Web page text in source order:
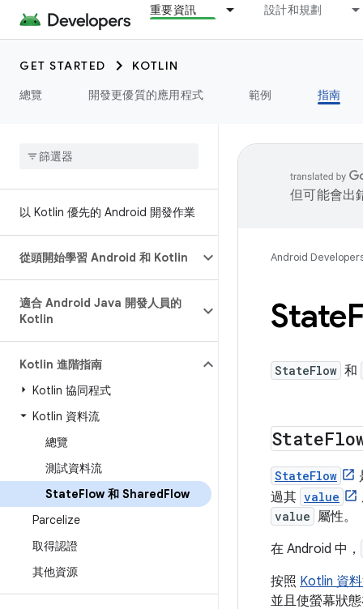
重要資訊 設計和規劃
GET STARTED
KOTLIN
總覽
開發更優質的應用程式 範例 指南
以 Kotlin 優先的 Android 開發作業
從頭開始學習 Android 和 Kotlin
適合 Android Java 開發人員的
Kotlin
Kotlin 進階指南
Kotlin 協同程式
Kotlin 資料流
總覽
測試資料流
StateFlow 和 SharedFlow
Parcelize
取得認證
其他資源
但可能會出
Android
State
StateFlow 和
State
StateFlow
過其 value
value 屬性。
在 Android 中，
按照 Kotlin 資
並且使螢幕狀